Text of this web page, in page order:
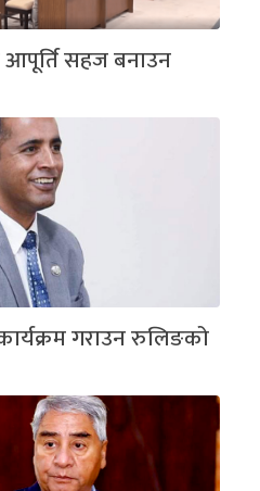
सहज बनाउन
कार्यक्रम गराउन रुलिङको